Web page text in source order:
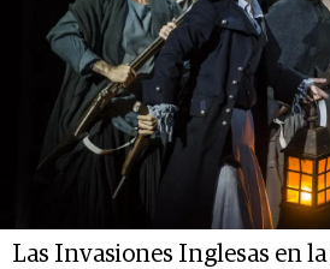
Las Invasiones Inglesas en